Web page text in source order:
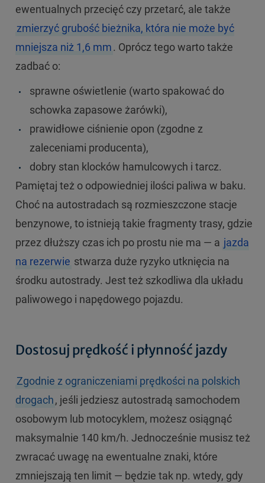
ewentualnych przecięć czy przetarć, ale także
zmierzyć grubość bieżnika, która nie może być
mniejsza niż 1,6 mm. Oprócz tego warto także
zadbać o:
sprawne oświetlenie (warto spakować do
schowka zapasowe żarówki),
prawidłowe ciśnienie opon (zgodne z
zaleceniami producenta),
dobry stan klocków hamulcowych i tarcz.
Pamiętaj też o odpowiedniej ilości paliwa w baku.
Choć na autostradach są rozmieszczone stacje
benzynowe, to istnieją takie fragmenty trasy, gdzie
przez dłuższy czas ich po prostu nie ma — a jazda
na rezerwie stwarza duże ryzyko utknięcia na
środku autostrady. Jest też szkodliwa dla układu
paliwowego i napędowego pojazdu.
Dostosuj prędkość i płynność jazdy
Zgodnie z ograniczeniami prędkości na polskich
drogach, jeśli jedziesz autostradą samochodem
osobowym lub motocyklem, możesz osiągnąć
maksymalnie 140 km/h. Jednocześnie musisz też
zwracać uwagę na ewentualne znaki, które
zmniejszają ten limit — będzie tak np. wtedy, gdy